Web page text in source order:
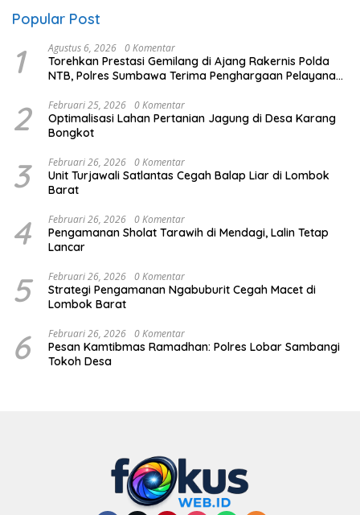
Popular Post
1 Agustus 6, 2026 0 Komentar
Torehkan Prestasi Gemilang di Ajang Rakernis Polda
NTB, Polres Sumbawa Terima Penghargaan Pelayanan
2 Februari 25, 2026 0 Komentar
Optimalisasi Lahan Pertanian Jagung di Desa Karang
Bongkot
3 Februari 26, 2026 0 Komentar
Unit Turjawali Satlantas Cegah Balap Liar di Lombok
Barat
4 Februari 26, 2026 0 Komentar
Pengamanan Sholat Tarawih di Mendagi, Lalin Tetap
Lancar
5 Februari 26, 2026 0 Komentar
Strategi Pengamanan Ngabuburit Cegah Macet di
Lombok Barat
6 Februari 26, 2026 0 Komentar
Pesan Kamtibmas Ramadhan: Polres Lobar Sambangi
Tokoh Desa